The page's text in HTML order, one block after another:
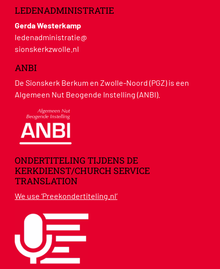
LEDENADMINISTRATIE
Gerda Westerkamp
ledenadministratie@
sionskerkzwolle.nl
ANBI
De Sionskerk Berkum en Zwolle-Noord (PGZ) is een
Algemeen Nut Beogende Instelling (ANBI).
ONDERTITELING TIJDENS DE
KERKDIENST/CHURCH SERVICE
TRANSLATION
We use ‘Preekondertiteling.nl’